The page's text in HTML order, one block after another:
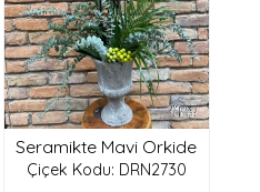
Seramikte Mavi Orkide
Çiçek Kodu: DRN2730